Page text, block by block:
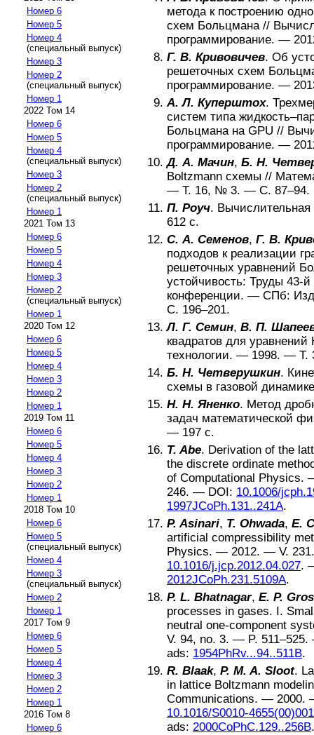
Номер 6
Номер 5
Номер 4
(специальный выпуск)
Номер 3
Номер 2
(специальный выпуск)
Номер 1
2022 Том 14
Номер 6
Номер 5
Номер 4
(специальный выпуск)
Номер 3
Номер 2
(специальный выпуск)
Номер 1
2021 Том 13
Номер 6
Номер 5
Номер 4
Номер 3
Номер 2
(специальный выпуск)
Номер 1
2020 Том 12
Номер 6
Номер 5
Номер 4
Номер 3
Номер 2
Номер 1
2019 Том 11
Номер 6
Номер 5
Номер 4
Номер 3
Номер 2
Номер 1
2018 Том 10
Номер 6
Номер 5
(специальный выпуск)
Номер 4
Номер 3
(специальный выпуск)
Номер 2
Номер 1
2017 Том 9
Номер 6
Номер 5
Номер 4
Номер 3
Номер 2
Номер 1
2016 Том 8
Номер 6
метода к построению
схем Больцмана//
программирование. —
Г. В. Кривовичев. Об
решеточных схем
программирование. —
А. Л. Куперштох.
систем типа
Больцмана на GPU //
программирование. —
Д. А. Мачин, Б. Н.
Boltzmann схемы //
— Т. 16, № 3. — С. 87–94.
П. Роуч.
612 с.
С. А. Семенов, Г. В.
подходов к реализации
решеточных уравнений
устойчивость: Труды 43-
конференции. — СПб:
С. 196–201.
Л. Г. Семин, В. П.
квадратов для уравнений
технологии. — 1998. — Т.
Б. Н. Четверушкин.
схемы в газовой динамике
Н. Н. Яненко. Метод
задач математической
— 197 с.
T. Abe. Derivation of the
the discrete ordinate
of Computational Physics.
246. — DOI: 10.1006/
1997JCoPh.131..241A.
P. Asinari, T. Ohwada, E.
artificial compressibility
Physics. — 2012. — V. 231
10.1016/j.jcp.2012.04.027.
2012JCoPh.231.5109A.
P. L. Bhatnagar, E. P.
processes in gases. I.
neutral one-component
V. 94, no. 3. — P. 511–525.
ads: 1954PhRv...94..511B.
R. Blaak, P. M. A. Sloot.
in lattice Boltzmann
Communications. — 2000.
10.1016/S0010-
ads: 2000CoPhC.129..256B.